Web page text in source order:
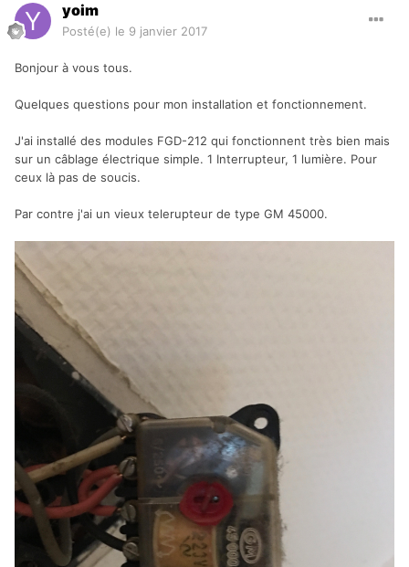
yoim
Posté(e) le 9 janvier 2017
Bonjour à vous tous.
Quelques questions pour mon installation et fonctionnement.
J'ai installé des modules FGD-212 qui fonctionnent très bien mais
sur un câblage électrique simple. 1 Interrupteur, 1 lumière. Pour
ceux là pas de soucis.
Par contre j'ai un vieux telerupteur de type GM 45000.